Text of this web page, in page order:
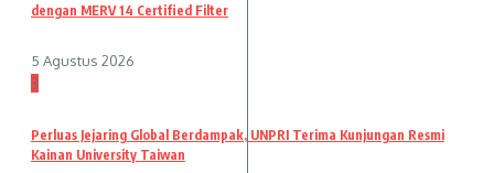
dengan MERV 14 Certified Filter
5 Agustus 2026
3
Perluas Jejaring Global Berdampak, UNPRI Terima Kunjungan Resmi
Kainan University Taiwan